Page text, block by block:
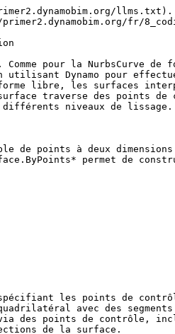
llms.txt).
fr/
pour la NurbsCurve
utilisant Dynamo pour
libre, les surfaces
traverse des points
niveaux de lissage.
points à deux
permet de
les points de
quadrilatéral avec des
points de contrôle,
de la surface.